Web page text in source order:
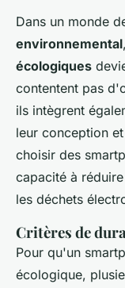
Dans un monde
environnemental
écologiques
contentent pas
ils intègrent
leur conception
choisir des
capacité à
les déchets
Critères de
Pour qu'un
écologique,